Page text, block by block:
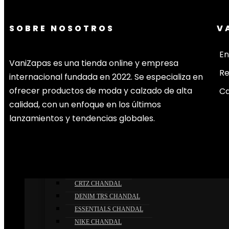
ROPA
AMI
MONCLER
POLO
STONE
SYNA
CRTZ CHANDAL
DENIM TRS CHANDAL
ESSENTIALS CHANDAL
NIKE CHANDAL
SOBRE NOSOTROS
VaniZapas es una tienda online y empresa
internacional fundada en 2022. Se especializa en
ofrecer productos de moda y calzado de alta
calidad, con un enfoque en los últimos
lanzamientos y tendencias globales.